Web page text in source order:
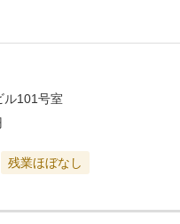
ル101号室
残業ほぼなし